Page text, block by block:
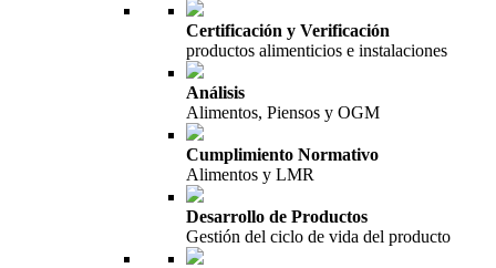
Certificación y Verificación
productos alimenticios e instalaciones
Análisis
Alimentos, Piensos y OGM
Cumplimiento Normativo
Alimentos y LMR
Desarrollo de Productos
Gestión del ciclo de vida del producto